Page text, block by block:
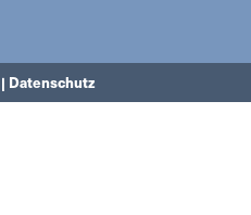
Datenschutz